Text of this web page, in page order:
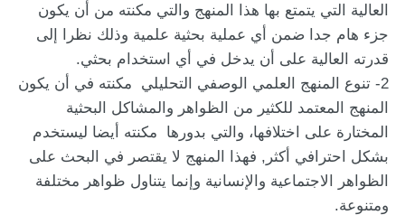
العالية التي يتمتع بها هذا المنهج والتي مكنته من أن يكون
جزء هام جدا ضمن أي عملية بحثية علمية وذلك نظرا إلى
قدرته العالية على أن يدخل في أي استخدام بحثي.
2- تنوع المنهج العلمي الوصفي التحليلي مكنته في أن يكون
المنهج المعتمد للكثير من الظواهر والمشاكل البحثية
المختارة على اختلافها، والتي بدورها مكنته أيضا ليستخدم
بشكل احترافي أكثر, فهذا المنهج لا يقتصر في البحث على
الظواهر الاجتماعية والإنسانية وإنما يتناول ظواهر مختلفة
ومتنوعة.